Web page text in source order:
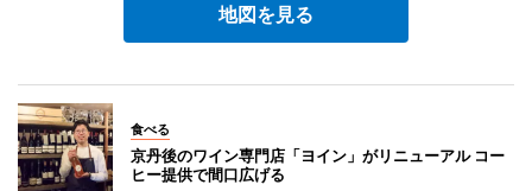
地図を見る
食べる
京丹後のワイン専門店「ヨイン」がリニューアル コー
ヒー提供で間口広げる